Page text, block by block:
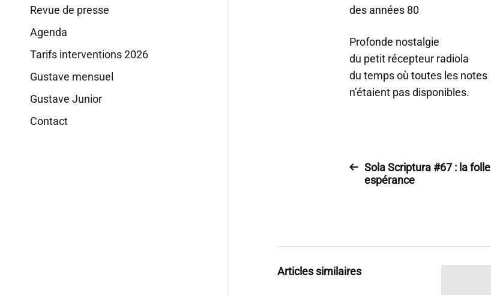
Revue de presse
Agenda
Tarifs interventions 2026
Gustave mensuel
Gustave Junior
Contact
des années 80
Profonde nostalgie
du petit récepteur radiola
du temps où toutes les notes
n’étaient pas disponibles.
Sola Scriptura #67 : la folle
espérance
Articles similaires